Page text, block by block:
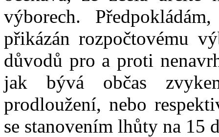
výborech.
přikázán rozpočtovému
důvodů pro a proti
jak bývá občas
prodloužení, nebo
se stanovením lhůty na 15